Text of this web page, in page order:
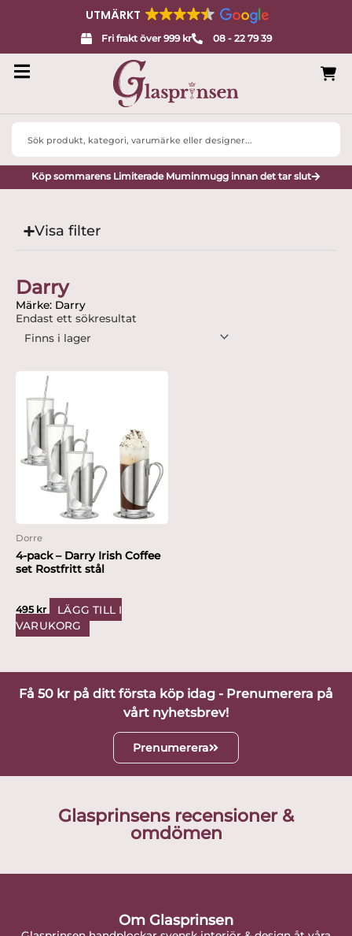
UTMÄRKT
Fri frakt över 999 kr 08 - 22 79 39
Search
Köp sommarens Limiterade Muminmugg innan det tar slut
Visa filter
Darry
Märke: Darry
Endast ett sökresultat
Dorre
4-pack – Darry Irish Coffee
set Rostfritt stål
495 kr
LÄGG TILL I
VARUKORG
Få 50 kr på ditt första köp idag - Prenumerera på
vårt nyhetsbrev!
Prenumerera
Glasprinsens recensioner &
omdömen
Om Glasprinsen